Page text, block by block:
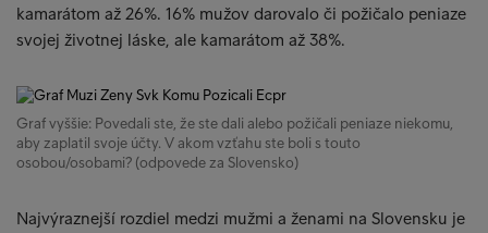
kamarátom až 26%. 16% mužov darovalo či požičalo peniaze
svojej životnej láske, ale kamarátom až 38%.
Graf vyššie: Povedali ste, že ste dali alebo požičali peniaze niekomu,
aby zaplatil svoje účty. V akom vzťahu ste boli s touto
osobou/osobami? (odpovede za Slovensko)
Najvýraznejší rozdiel medzi mužmi a ženami na Slovensku je